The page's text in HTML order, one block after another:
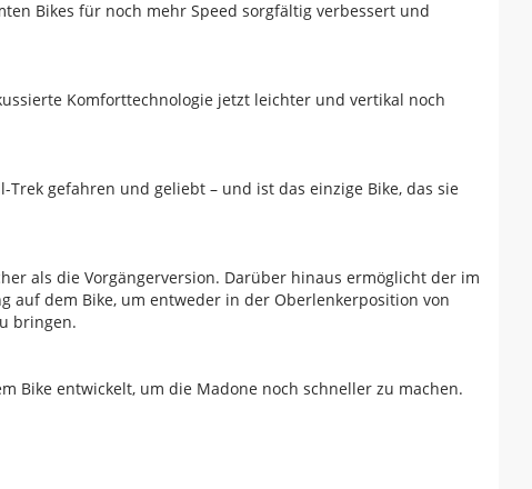
Bikes für noch mehr Speed sorgfältig verbessert und
Komforttechnologie jetzt leichter und vertikal noch
gefahren und geliebt – und ist das einzige Bike, das sie
als die Vorgängerversion. Darüber hinaus ermöglicht der im
auf dem Bike, um entweder in der Oberlenkerposition von
bringen.
Bike entwickelt, um die Madone noch schneller zu machen.